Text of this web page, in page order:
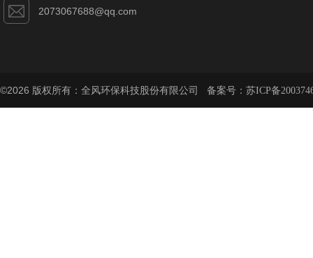
2073067688@qq.com
©2026 版权所有：全风环保科技股份有限公司 备案号： 苏ICP备